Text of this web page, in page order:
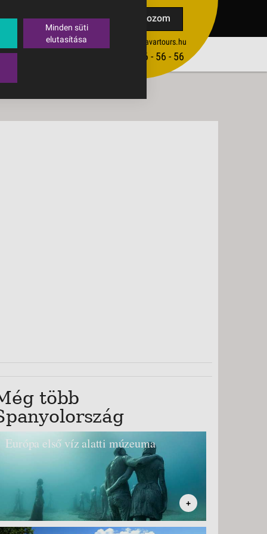
Feliratkozom
ertekesites@budavartours.hu
(+36­ 1) 3 - 56 - 56 - 56
TIPPEK
több
Európa első víz alatti múzeuma
+
Minden süti
elutasítása